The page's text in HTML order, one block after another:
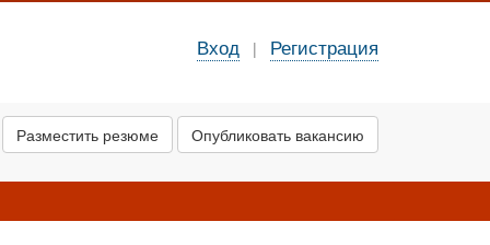
Вход | Регистрация
Разместить резюме Опубликовать вакансию